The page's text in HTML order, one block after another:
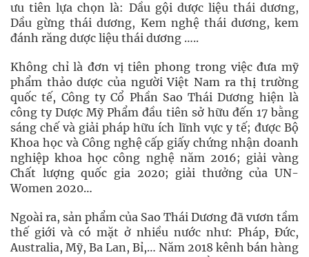
ưu tiên lựa chọn là: Dầu gội dược liệu thái dương,
Dầu gừng thái dương, Kem nghệ thái dương, kem
đánh răng dược liệu thái dương …..
Không chỉ là đơn vị tiên phong trong việc đưa mỹ
phẩm thảo dược của người Việt Nam ra thị trường
quốc tế, Công ty Cổ Phần Sao Thái Dương hiện là
công ty Dược Mỹ Phẩm đầu tiên sở hữu đến 17 bằng
sáng chế và giải pháp hữu ích lĩnh vực y tế; được Bộ
Khoa học và Công nghệ cấp giấy chứng nhận doanh
nghiệp khoa học công nghệ năm 2016; giải vàng
Chất lượng quốc gia 2020; giải thưởng của UN-
Women 2020…
Ngoài ra, sản phẩm của Sao Thái Dương đã vươn tầm
thế giới và có mặt ở nhiều nước như: Pháp, Đức,
Australia, Mỹ, Ba Lan, Bỉ,… Năm 2018 kênh bán hàng